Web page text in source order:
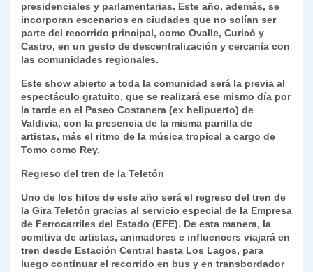
presidenciales y parlamentarias. Este año, además, se
incorporan escenarios en ciudades que no solían ser
parte del recorrido principal, como Ovalle, Curicó y
Castro, en un gesto de descentralización y cercanía con
las comunidades regionales.
Este show abierto a toda la comunidad será la previa al
espectáculo gratuito, que se realizará ese mismo día por
la tarde en el Paseo Costanera (ex helipuerto) de
Valdivia, con la presencia de la misma parrilla de
artistas, más el ritmo de la música tropical a cargo de
Tomo como Rey.
Regreso del tren de la Teletón
Uno de los hitos de este año será el regreso del tren de
la Gira Teletón gracias al servicio especial de la Empresa
de Ferrocarriles del Estado (EFE). De esta manera, la
comitiva de artistas, animadores e influencers viajará en
tren desde Estación Central hasta Los Lagos, para
luego continuar el recorrido en bus y en transbordador